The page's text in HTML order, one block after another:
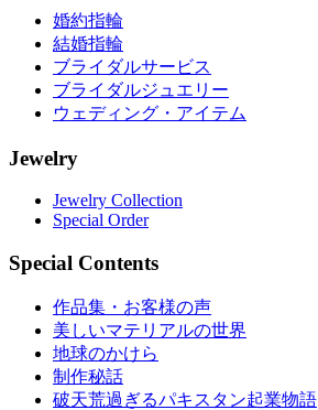
婚約指輪
結婚指輪
ブライダルサービス
ブライダルジュエリー
ウェディング・アイテム
Jewelry
Jewelry Collection
Special Order
Special Contents
作品集・お客様の声
美しいマテリアルの世界
地球のかけら
制作秘話
破天荒過ぎるパキスタン起業物語